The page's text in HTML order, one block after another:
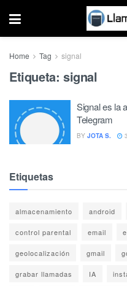
Home Tag signal
Etiqueta: signal
Signal es la
Telegram
BY JOTA S.
Etiquetas
almacenamiento android
control parental email
geolocalización gmail
grabar llamadas IA